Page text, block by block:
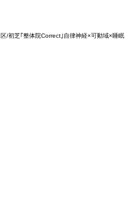
/初芝｢整体院Correct｣自律神経×可動域×睡眠